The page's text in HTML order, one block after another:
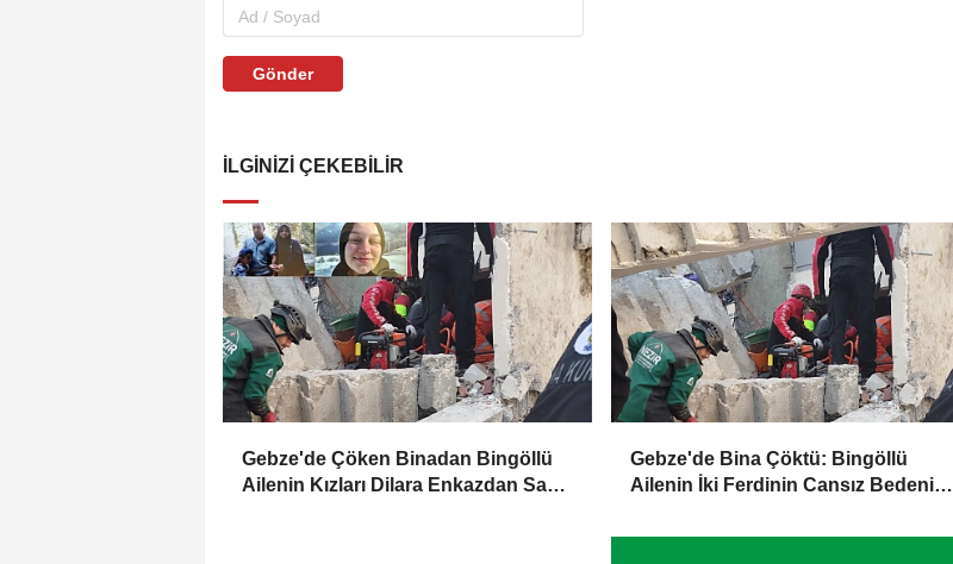
Gönder
İLGINIZI ÇEKEBILIR
Gebze'de Çöken Binadan Bingöllü
Ailenin Kızları Dilara Enkazdan Sağ
Gebze'de Bina Çöktü: Bingöllü
Ailenin İki Ferdinin Cansız Bedenine